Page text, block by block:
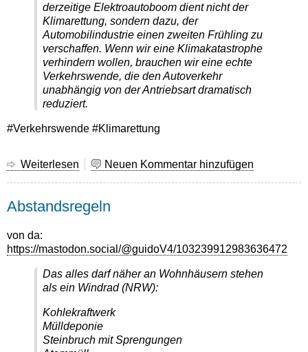
derzeitige Elektroautoboom dient nicht der
Klimarettung, sondern dazu, der
Automobilindustrie einen zweiten Frühling zu
verschaffen. Wenn wir eine Klimakatastrophe
verhindern wollen, brauchen wir eine echte
Verkehrswende, die den Autoverkehr
unabhängig von der Antriebsart dramatisch
reduziert.
#Verkehrswende #Klimarettung
Weiterlesen über
statt
Neuen Kommentar hinzufügen
Abstandsregeln
von da:
https://mastodon.social/@guidoV4/103239912983636472
Das alles darf näher an Wohnhäusern stehen
als ein Windrad (NRW):
Kohlekraftwerk
Mülldeponie
Steinbruch mit Sprengungen